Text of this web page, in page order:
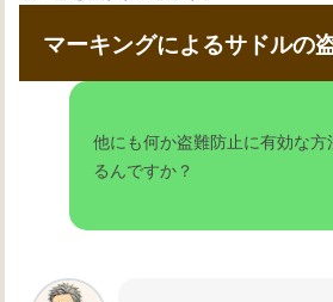
マーキングによるサドルの
他にも何か盗難防止に有効な方
るんですか？